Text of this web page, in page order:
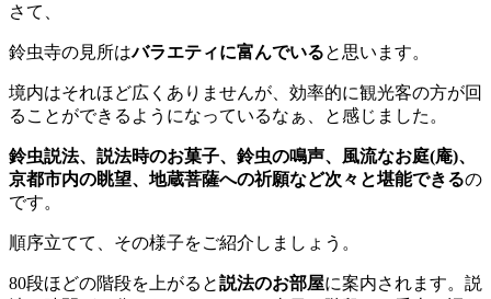
さて、
鈴虫寺の見所はバラエティに富んでいると思います。
境内はそれほど広くありませんが、効率的に観光客の方が回
ることができるようになっているなぁ、と感じました。
鈴虫説法、説法時のお菓子、鈴虫の鳴声、風流なお庭(庵)、
京都市内の眺望、地蔵菩薩への祈願など次々と堪能できるの
です。
順序立てて、その様子をご紹介しましょう。
80段ほどの階段を上がると説法のお部屋に案内されます。説